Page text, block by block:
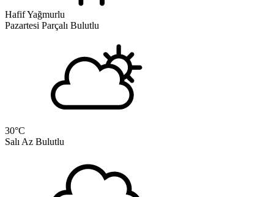
Hafif Yağmurlu
Pazartesi Parçalı Bulutlu
30°C
Salı Az Bulutlu